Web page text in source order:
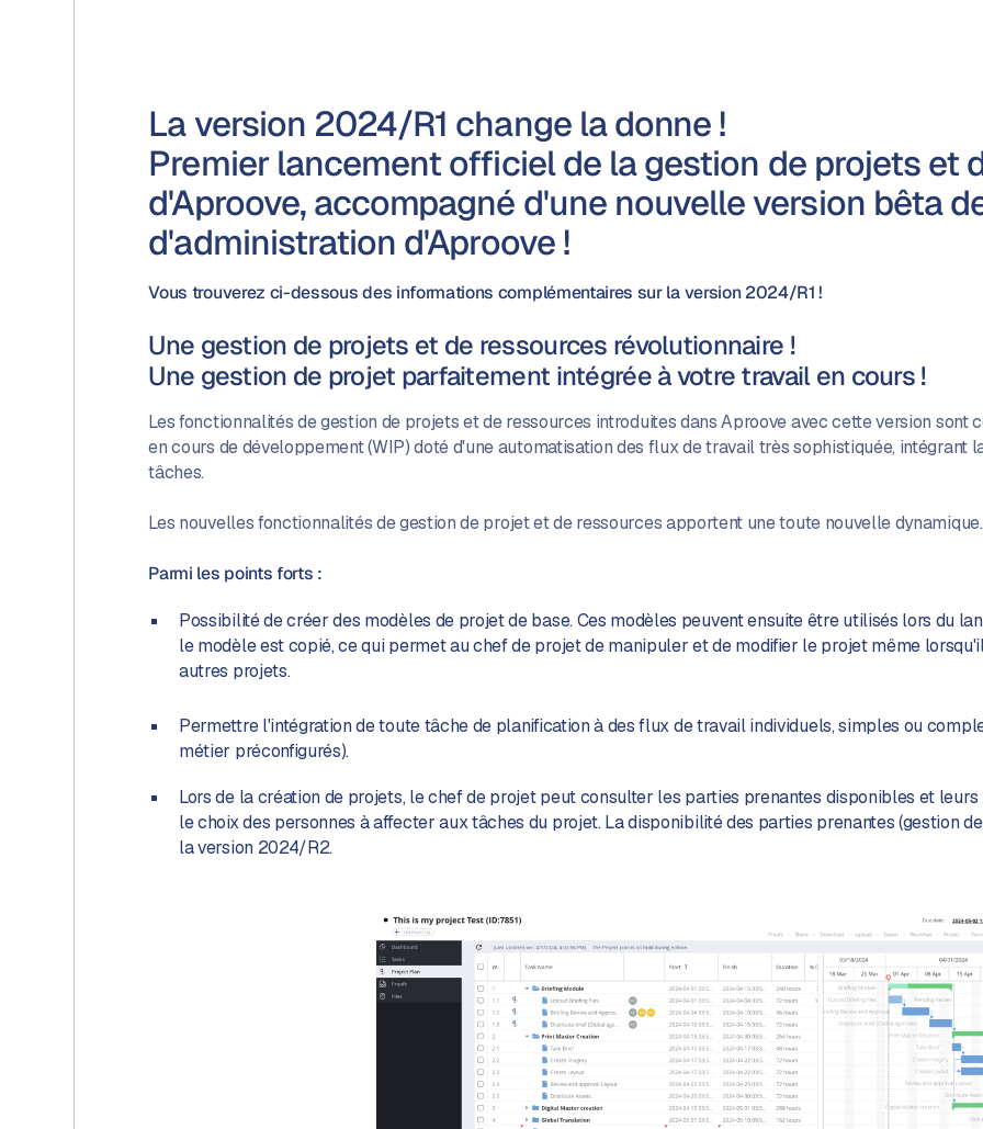
La version 2024/R1 change la donne !
Premier lancement officiel de la gestion de projets et
d'Aproove, accompagné d'une nouvelle version bêta
d'administration d'Aproove !
Vous trouverez ci-dessous des informations complémentaires sur la version 2024/R1 !
Une gestion de projets et de ressources révolutionnaire !
Une gestion de projet parfaitement intégrée à votre travail en cours !
Les fonctionnalités de gestion de projets et de ressources introduites dans Aproove avec cette version sont
en cours de développement (WIP) doté d'une automatisation des flux de travail très sophistiquée, intégrant
tâches.
Les nouvelles fonctionnalités de gestion de projet et de ressources apportent une toute nouvelle dynamique.
Parmi les points forts :
Possibilité de créer des modèles de projet de base. Ces modèles peuvent ensuite être utilisés lors du
le modèle est copié, ce qui permet au chef de projet de manipuler et de modifier le projet même
autres projets.
Permettre l'intégration de toute tâche de planification à des flux de travail individuels, simples ou
métier préconfigurés).
Lors de la création de projets, le chef de projet peut consulter les parties prenantes disponibles et
le choix des personnes à affecter aux tâches du projet. La disponibilité des parties prenantes (gestion
la version 2024/R2.